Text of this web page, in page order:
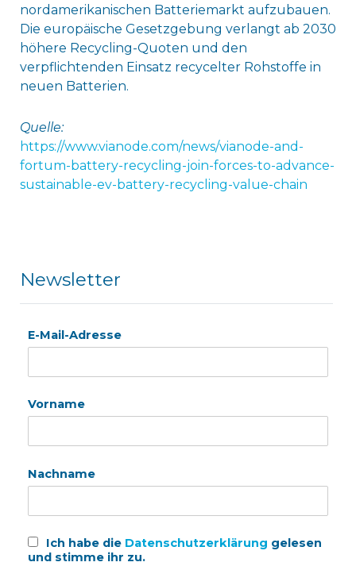
nordamerikanischen Batteriemarkt aufzubauen.
Die europäische Gesetzgebung verlangt ab 2030
höhere Recycling-Quoten und den
verpflichtenden Einsatz recycelter Rohstoffe in
neuen Batterien.
Quelle:
https://www.vianode.com/news/vianode-and-
fortum-battery-recycling-join-forces-to-advance-
sustainable-ev-battery-recycling-value-chain
Newsletter
E-Mail-Adresse
Vorname
Nachname
Ich habe die Datenschutzerklärung gelesen
und stimme ihr zu.